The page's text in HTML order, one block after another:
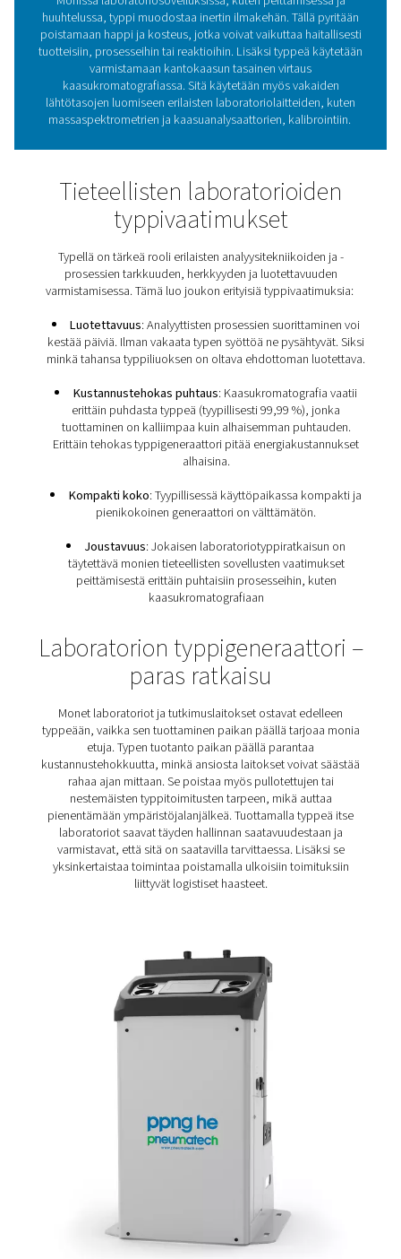
Pneumatech tuntee näiden laboratorioiden
Pneumatechin laboratoriotyppigeneraattori
tutkimuslaitosten tarvitseman erittäin puhtaan typen
ja kustannustehokkaan syötön.
sovellukset käyttävät
Monissa laboratoriosovelluksissa, kuten
huuhtelussa, typpi muodostaa inertin ilmakehän. Tällä
poistamaan happi ja kosteus, jotka voivat vaikuttaa
varmistamaan kantokaasun tasainen virtaus
kaasukromatografiassa. Sitä käytetään myös
massaspektrometrien ja kaasuanalysaattorien,
Tieteellisten
typpivaatimukset
Typellä on tärkeä rooli erilaisten
prosessien tarkkuuden, herkkyyden ja
varmistamisessa. Tämä luo joukon erityisiä
Luotettavuus: Analyyttisten prosessien
kestää päiviä. Ilman vakaata typen syöttöä ne
minkä tahansa typpiliuoksen on oltava ehdottoman
Kustannustehokas puhtaus:
erittäin puhdasta typpeä (tyypillisesti 99,99 %),
tuottaminen on kalliimpaa kuin alhaisemman
Erittäin tehokas typpigeneraattori pitää
alhaisina.
Kompakti koko: Tyypillisessä käyttöpaikassa
pienikokoinen generaattori on välttämätön.
täytettävä monien tieteellisten sovellusten
peittämisestä erittäin puhtaisiin prosesseihin,
kaasukromatografiaan
paras ratkaisu
Monet laboratoriot ja tutkimuslaitokset ostavat
etuja. Typen tuotanto paikan päällä parantaa
kustannustehokkuutta, minkä ansiosta laitokset
rahaa ajan mittaan. Se poistaa myös
nestemäisten typpitoimitusten tarpeen, mikä